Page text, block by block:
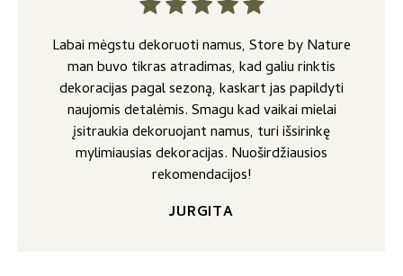
Labai mėgstu dekoruoti namus, Store by Nature
man buvo tikras atradimas, kad galiu rinktis
dekoracijas pagal sezoną, kaskart jas papildyti
naujomis detalėmis. Smagu kad vaikai mielai
įsitraukia dekoruojant namus, turi išsirinkę
mylimiausias dekoracijas. Nuoširdžiausios
rekomendacijos!
JURGITA